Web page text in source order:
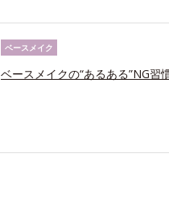
ベースメイク
ベースメイクの“あるある”NG習